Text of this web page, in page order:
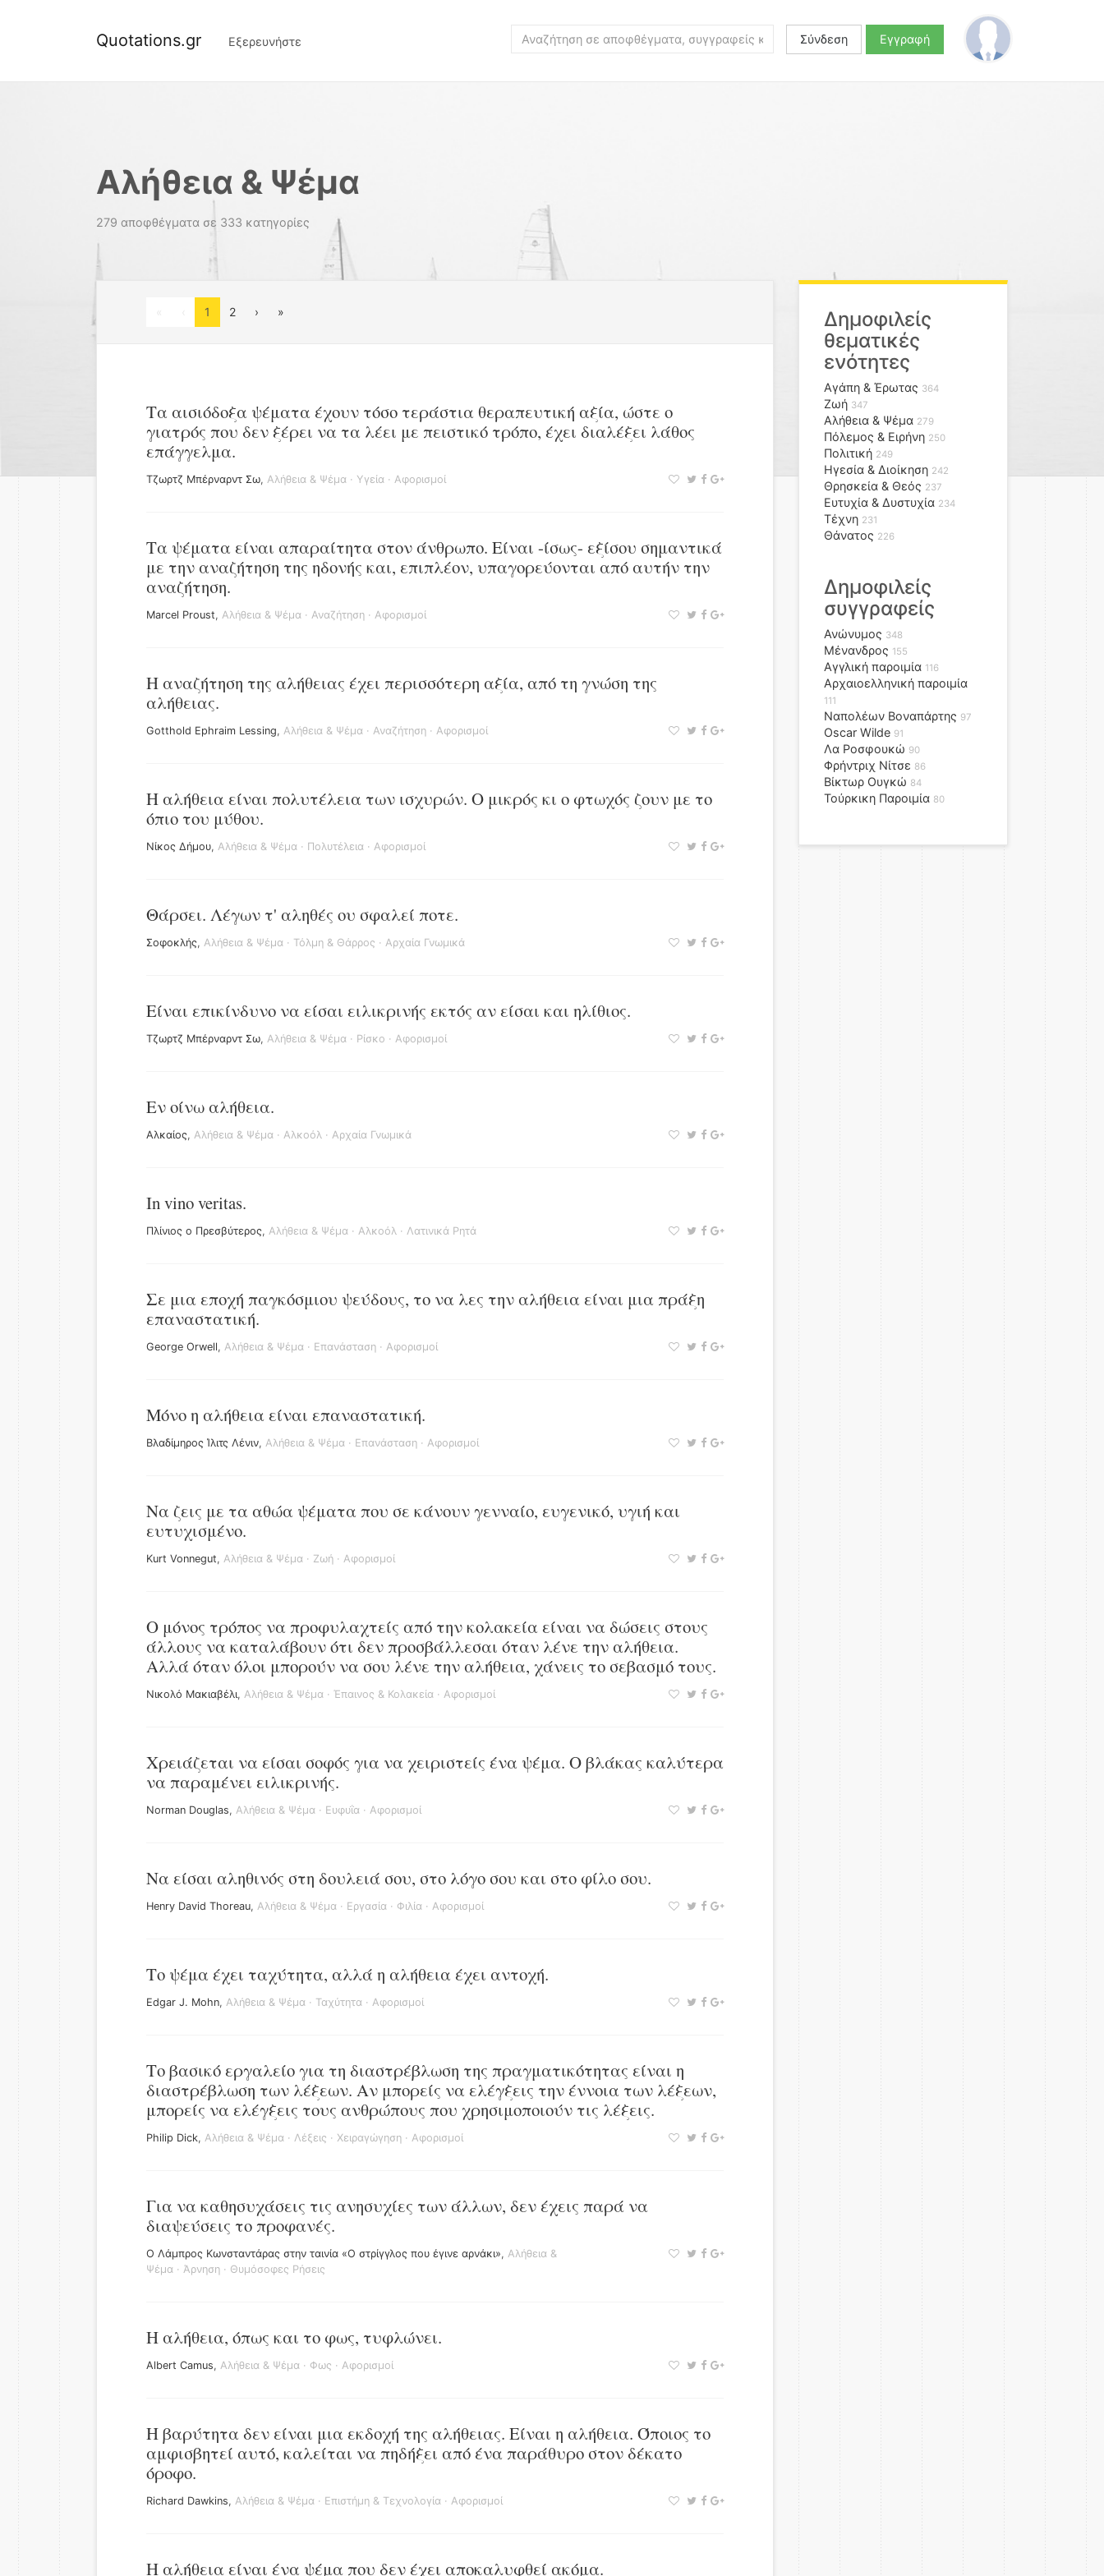
Quotations.gr Εξερευνήστε Σύνδεση Εγγραφή
Αλήθεια & Ψέμα
279 αποφθέγματα σε 333 κατηγορίες
Previous
1 2 › Next
»
Τα αισιόδοξα ψέματα έχουν τόσο τεράστια θεραπευτική αξία, ώστε ο
γιατρός που δεν ξέρει να τα λέει με πειστικό τρόπο, έχει διαλέξει λάθος
επάγγελμα.
Τζωρτζ Μπέρναρντ Σω, Αλήθεια & Ψέμα · Υγεία · Αφορισμοί
Τα ψέματα είναι απαραίτητα στον άνθρωπο. Είναι -ίσως- εξίσου σημαντικά
με την αναζήτηση της ηδονής και, επιπλέον, υπαγορεύονται από αυτήν την
αναζήτηση.
Marcel Proust, Αλήθεια & Ψέμα · Αναζήτηση · Αφορισμοί
Η αναζήτηση της αλήθειας έχει περισσότερη αξία, από τη γνώση της
αλήθειας.
Gotthold Ephraim Lessing, Αλήθεια & Ψέμα · Αναζήτηση · Αφορισμοί
Η αλήθεια είναι πολυτέλεια των ισχυρών. Ο μικρός κι ο φτωχός ζουν με το
όπιο του μύθου.
Νίκος Δήμου, Αλήθεια & Ψέμα · Πολυτέλεια · Αφορισμοί
Θάρσει. Λέγων τ' αληθές ου σφαλεί ποτε.
Σοφοκλής, Αλήθεια & Ψέμα · Τόλμη & Θάρρος · Αρχαία Γνωμικά
Είναι επικίνδυνο να είσαι ειλικρινής εκτός αν είσαι και ηλίθιος.
Τζωρτζ Μπέρναρντ Σω, Αλήθεια & Ψέμα · Ρίσκο · Αφορισμοί
Εν οίνω αλήθεια.
Αλκαίος, Αλήθεια & Ψέμα · Αλκοόλ · Αρχαία Γνωμικά
In vino veritas.
Πλίνιος ο Πρεσβύτερος, Αλήθεια & Ψέμα · Αλκοόλ · Λατινικά Ρητά
Σε μια εποχή παγκόσμιου ψεύδους, το να λες την αλήθεια είναι μια πράξη
επαναστατική.
George Orwell, Αλήθεια & Ψέμα · Επανάσταση · Αφορισμοί
Μόνο η αλήθεια είναι επαναστατική.
Βλαδίμηρος Ίλιτς Λένιν, Αλήθεια & Ψέμα · Επανάσταση · Αφορισμοί
Να ζεις με τα αθώα ψέματα που σε κάνουν γενναίο, ευγενικό, υγιή και
ευτυχισμένο.
Kurt Vonnegut, Αλήθεια & Ψέμα · Ζωή · Αφορισμοί
O μόνος τρόπος να προφυλαχτείς από την κολακεία είναι να δώσεις στους
άλλους να καταλάβουν ότι δεν προσβάλλεσαι όταν λένε την αλήθεια.
Αλλά όταν όλοι μπορούν να σου λένε την αλήθεια, χάνεις το σεβασμό τους.
Νικολό Μακιαβέλι, Αλήθεια & Ψέμα · Έπαινος & Κολακεία · Αφορισμοί
Χρειάζεται να είσαι σοφός για να χειριστείς ένα ψέμα. Ο βλάκας καλύτερα
να παραμένει ειλικρινής.
Norman Douglas, Αλήθεια & Ψέμα · Ευφυΐα · Αφορισμοί
Να είσαι αληθινός στη δουλειά σου, στο λόγο σου και στο φίλο σου.
Henry David Thoreau, Αλήθεια & Ψέμα · Εργασία · Φιλία · Αφορισμοί
Το ψέμα έχει ταχύτητα, αλλά η αλήθεια έχει αντοχή.
Edgar J. Mohn, Αλήθεια & Ψέμα · Ταχύτητα · Αφορισμοί
Το βασικό εργαλείο για τη διαστρέβλωση της πραγματικότητας είναι η
διαστρέβλωση των λέξεων. Αν μπορείς να ελέγξεις την έννοια των λέξεων,
μπορείς να ελέγξεις τους ανθρώπους που χρησιμοποιούν τις λέξεις.
Philip Dick, Αλήθεια & Ψέμα · Λέξεις · Χειραγώγηση · Αφορισμοί
Για να καθησυχάσεις τις ανησυχίες των άλλων, δεν έχεις παρά να
διαψεύσεις το προφανές.
Ο Λάμπρος Κωνσταντάρας στην ταινία «Ο στρίγγλος που έγινε αρνάκι», Αλήθεια &
Ψέμα · Άρνηση · Θυμόσοφες Ρήσεις
Η αλήθεια, όπως και το φως, τυφλώνει.
Albert Camus, Αλήθεια & Ψέμα · Φως · Αφορισμοί
Η βαρύτητα δεν είναι μια εκδοχή της αλήθειας. Είναι η αλήθεια. Όποιος το
αμφισβητεί αυτό, καλείται να πηδήξει από ένα παράθυρο στον δέκατο
όροφο.
Richard Dawkins, Αλήθεια & Ψέμα · Επιστήμη & Τεχνολογία · Αφορισμοί
Η αλήθεια είναι ένα ψέμα που δεν έχει αποκαλυφθεί ακόμα.
Δημοφιλείς
θεματικές
ενότητες
Αγάπη & Έρωτας 364
Ζωή 347
Αλήθεια & Ψέμα 279
Πόλεμος & Ειρήνη 250
Πολιτική 249
Ηγεσία & Διοίκηση 242
Θρησκεία & Θεός 237
Ευτυχία & Δυστυχία 234
Τέχνη 231
Θάνατος 226
Δημοφιλείς
συγγραφείς
Ανώνυμος 348
Μένανδρος 155
Αγγλική παροιμία 116
Αρχαιοελληνική παροιμία
111
Ναπολέων Βοναπάρτης 97
Oscar Wilde 91
Λα Ροσφουκώ 90
Φρήντριχ Νίτσε 86
Βίκτωρ Ουγκώ 84
Τούρκικη Παροιμία 80